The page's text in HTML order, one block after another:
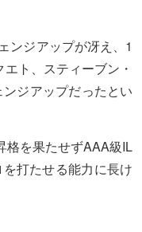
ンジアップが冴え、1
ト、スティーブン・
ジアップだったとい
格を果たせずAAA級IL
打たせる能力に長け